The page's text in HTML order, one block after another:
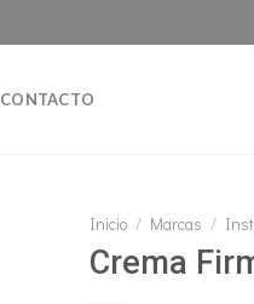
CONTACTO
Inicio / Marcas /
Crema